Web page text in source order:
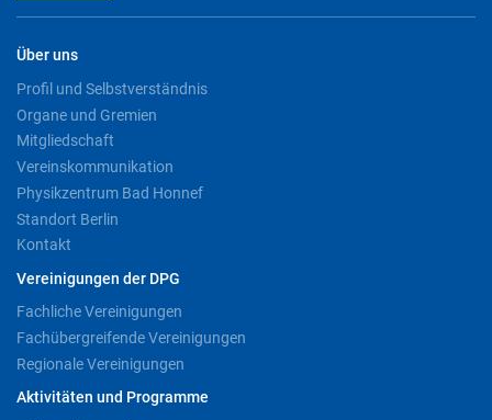
Über uns
Profil und Selbstverständnis
Organe und Gremien
Mitgliedschaft
Vereinskommunikation
Physikzentrum Bad Honnef
Standort Berlin
Kontakt
Vereinigungen der DPG
Fachliche Vereinigungen
Fachübergreifende Vereinigungen
Regionale Vereinigungen
Aktivitäten und Programme